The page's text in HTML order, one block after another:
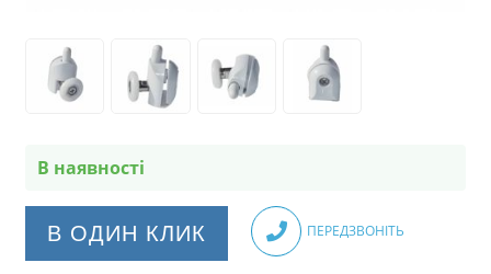
В наявності
В ОДИН КЛИК ПЕРЕДЗВОНІТЬ